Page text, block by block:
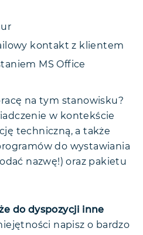
kontakt z klientem
MS Office
na tym stanowisku?
w kontekście
techniczną, a także
do wystawiania
nazwę!) oraz pakietu
do dyspozycji inne
napisz o bardzo